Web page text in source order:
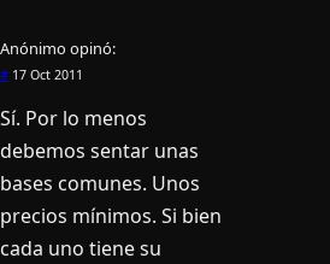
Anónimo opinó:
# 17 Oct 2011
Sí­. Por lo menos
debemos sentar unas
bases comunes. Unos
precios mí­nimos. Si bien
cada uno tiene su